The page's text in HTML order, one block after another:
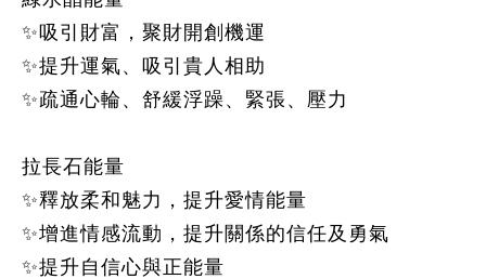
✨吸引財富，聚財開創機運
✨提升運氣、吸引貴人相助
✨疏通心輪、舒緩浮躁、緊張、壓力
拉長石能量
✨釋放柔和魅力，提升愛情能量
✨增進情感流動，提升關係的信任及勇氣
✨提升自信心與正能量